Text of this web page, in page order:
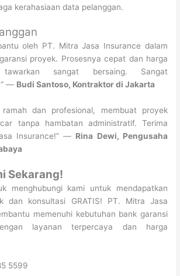
kerahasiaan data pelanggan.
oleh PT. Mitra Jasa Insurance dalam
proyek. Prosesnya cepat dan harga
sangat bersaing. Sangat
— Budi Santoso, Kontraktor di Jakarta
ramah dan profesional, membuat proyek
tanpa hambatan administratif. Terima
Insurance!” — Rina Dewi, Pengusaha
Sekarang!
menghubungi kami untuk mendapatkan
dan konsultasi GRATIS! PT. Mitra Jasa
memenuhi kebutuhan bank garansi
layanan terpercaya dan harga
5599